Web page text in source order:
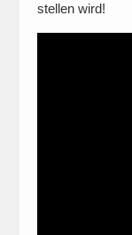
stellen wird!